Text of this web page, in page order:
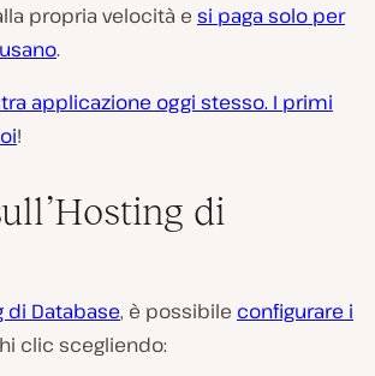
propria velocità e si paga solo per
.
applicazione oggi stesso. I primi
!
di
di Database, è possibile configurare i
clic scegliendo: